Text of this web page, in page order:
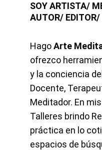
SOY ARTISTA/
AUTOR/ EDITOR/
Hago Arte
ofrezco
y la conciencia
Docente,
Meditador. En
Talleres brindo
práctica en lo
espacios de